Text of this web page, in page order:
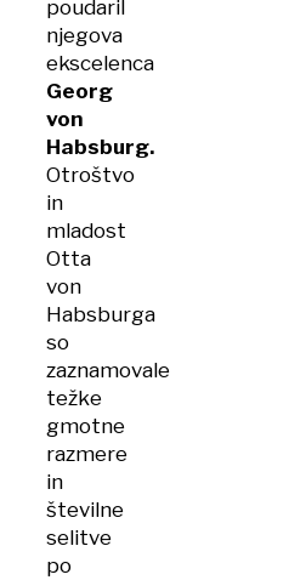
poudaril
njegova
ekscelenca
Georg
von
Habsburg.
Otroštvo
in
mladost
Otta
von
Habsburga
so
zaznamovale
težke
gmotne
razmere
in
številne
selitve
po